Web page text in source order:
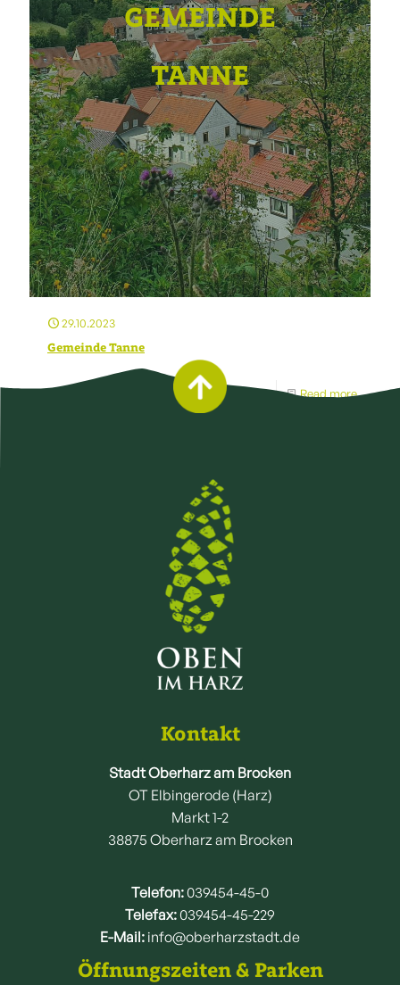
GEMEINDE
TANNE
29.10.2023
Gemeinde Tanne
Read more
Kontakt
Stadt Oberharz am Brocken
OT Elbingerode (Harz)
Markt 1-2
38875 Oberharz am Brocken
Telefon:039454-45-0
Telefax:039454-45-229
E-Mail: info@oberharzstadt.de
Öffnungszeiten & Parken